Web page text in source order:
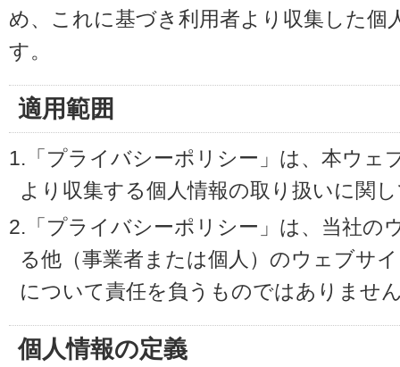
め、これに基づき利用者より収集した個
す。
適用範囲
1.「プライバシーポリシー」は、本ウェ
より収集する個人情報の取り扱いに関
2.「プライバシーポリシー」は、当社の
る他（事業者または個人）のウェブサ
について責任を負うものではありませ
個人情報の定義